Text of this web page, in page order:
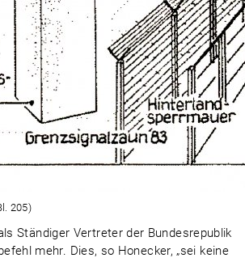
205)
Ständiger Vertreter der Bundesrepublik
mehr. Dies, so Honecker, „sei keine